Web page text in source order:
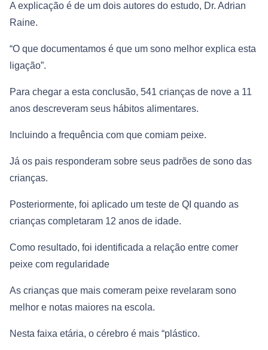
A explicação é de um dois autores do estudo, Dr. Adrian
Raine.
“O que documentamos é que um sono melhor explica esta
ligação”.
Para chegar a esta conclusão, 541 crianças de nove a 11
anos descreveram seus hábitos alimentares.
Incluindo a frequência com que comiam peixe.
Já os pais responderam sobre seus padrões de sono das
crianças.
Posteriormente, foi aplicado um teste de QI quando as
crianças completaram 12 anos de idade.
Como resultado, foi identificada a relação entre comer
peixe com regularidade
As crianças que mais comeram peixe revelaram sono
melhor e notas maiores na escola.
Nesta faixa etária, o cérebro é mais “plástico.